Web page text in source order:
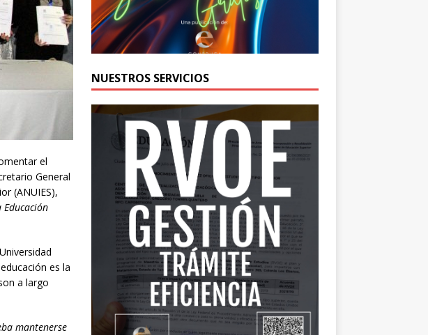
el
General
(ANUIES),
Educación
es la
a largo
mantenerse
NUESTROS SERVICIOS